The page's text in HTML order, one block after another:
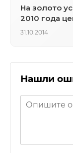
На золото
2010 года
31.10.2014
Нашли